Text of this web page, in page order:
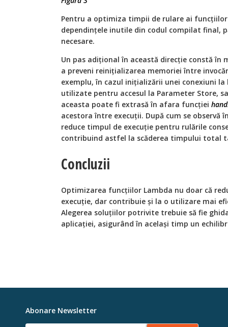
Pentru a optimiza timpii de rulare ai
dependințele inutile din codul compilat final,
necesare.
Un pas adițional în această direcție constă în
a preveni reinițializarea memoriei între
exemplu, în cazul inițializării unei conexiuni
utilizate pentru accesul la Parameter Store,
aceasta poate fi extrasă în afara funcției
acestora între execuții. După cum se observă
reduce timpul de execuție pentru rulările
contribuind astfel la scăderea timpului total
Concluzii
Optimizarea funcțiilor Lambda nu doar că
execuție, dar contribuie și la o utilizare mai
Alegerea soluțiilor potrivite trebuie să fie
aplicației, asigurând în același timp un
Abonare Newsletter